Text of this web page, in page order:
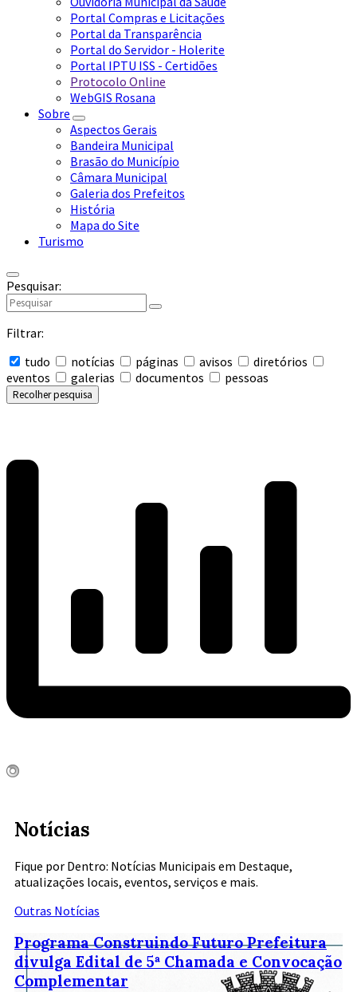
Portal Compras e Licitações
Portal da Transparência
Portal do Servidor - Holerite
Portal IPTU ISS - Certidões
Protocolo Online
WebGIS Rosana
Sobre
Aspectos Gerais
Bandeira Municipal
Brasão do Município
Câmara Municipal
Galeria dos Prefeitos
História
Mapa do Site
Turismo
Pesquisar:
Filtrar:
tudo
notícias páginas avisos
diretórios
eventos
galerias documentos pessoas
Recolher pesquisa
Notícias
Fique por Dentro: Notícias Municipais em Destaque,
atualizações locais, eventos, serviços e mais.
Outras Notícias
Programa Construindo Futuro Prefeitura
divulga Edital de 5ª Chamada e Convocação
Complementar